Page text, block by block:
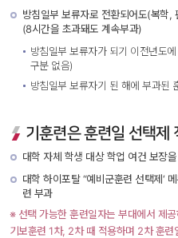
방침일부 보류자로 전환되어도(복학
(8시간을 초과돼도 계속부과)
방침일부 보류자가 되기 이전년도
구분 없음)
방침일부 보류자기 된 해에 부과된
기훈련은 훈련일 선택제
대학 자체 학생 대상 학업 여건 보장
대학 하이포탈 “예비군훈련 선택제‘
련 부과
※ 선택 가능한 훈련일자는 부대에서 제
기보훈련 1차, 2차 때 적용하며 2차 훈